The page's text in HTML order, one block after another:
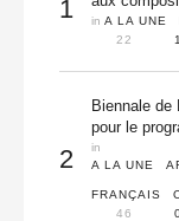
1 in A LA UNE
22
1
2
Biennale
pour le
in
A LA UNE
FRANÇAIS
46